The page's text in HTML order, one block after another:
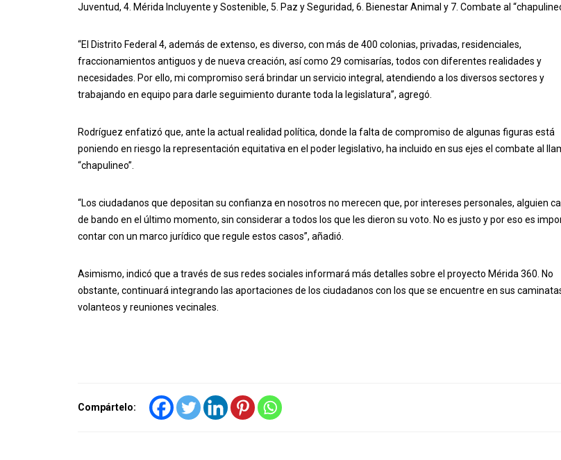
Juventud, 4. Mérida Incluyente y Sostenible, 5. Paz y Seguridad, 6. Bienestar Animal y 7. Combate al
“El Distrito Federal 4, además de extenso, es diverso, con más de 400 colonias, privadas, residenciales,
fraccionamientos antiguos y de nueva creación, así como 29 comisarías, todos con diferentes realidades y
necesidades. Por ello, mi compromiso será brindar un servicio integral, atendiendo a los diversos sectores y
trabajando en equipo para darle seguimiento durante toda la legislatura”, agregó.
Rodríguez enfatizó que, ante la actual realidad política, donde la falta de compromiso de algunas figuras está
poniendo en riesgo la representación equitativa en el poder legislativo, ha incluido en sus ejes el combate al
“chapulineo”.
“Los ciudadanos que depositan su confianza en nosotros no merecen que, por intereses personales, alguien
de bando en el último momento, sin considerar a todos los que les dieron su voto. No es justo y por eso es
contar con un marco jurídico que regule estos casos”, añadió.
Asimismo, indicó que a través de sus redes sociales informará más detalles sobre el proyecto Mérida 360. No
obstante, continuará integrando las aportaciones de los ciudadanos con los que se encuentre en sus
volanteos y reuniones vecinales.
Compártelo: